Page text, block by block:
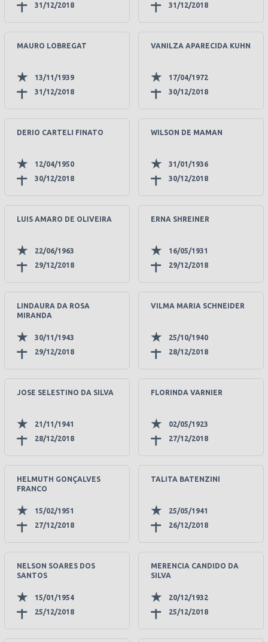
31/12/2018 31/12/2018
MAURO LOBREGAT
13/11/1939
31/12/2018
VANILZA APARECIDA KUHN
17/04/1972
30/12/2018
DERIO CARTELI FINATO
12/04/1950
30/12/2018
WILSON DE MAMAN
31/01/1936
30/12/2018
LUIS AMARO DE OLIVEIRA
22/06/1963
29/12/2018
ERNA SHREINER
16/05/1931
29/12/2018
LINDAURA DA ROSA
MIRANDA
30/11/1943
29/12/2018
VILMA MARIA SCHNEIDER
25/10/1940
28/12/2018
JOSE SELESTINO DA SILVA
21/11/1941
28/12/2018
FLORINDA VARNIER
02/05/1923
27/12/2018
HELMUTH GONÇALVES
FRANCO
15/02/1951
27/12/2018
TALITA BATENZINI
25/05/1941
26/12/2018
NELSON SOARES DOS
SANTOS
15/01/1954
25/12/2018
MERENCIA CANDIDO DA
SILVA
20/12/1932
25/12/2018